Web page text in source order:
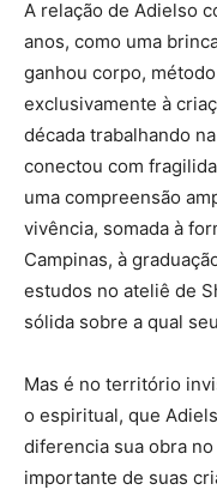
A relação de Adielso
anos, como uma
ganhou corpo,
exclusivamente à
década trabalhando
conectou com
uma compreensão
vivência, somada à
Campinas, à
estudos no ateliê de
sólida sobre a qual
Mas é no território
o espiritual, que
diferencia sua obra
importante de suas